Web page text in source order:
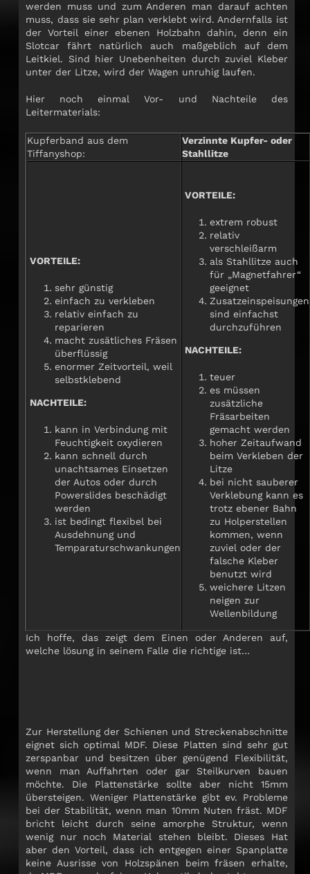
werden muss und zum Anderen man darauf achten
muss, dass sie sehr plan verklebt wird. Andernfalls ist
der Vorteil einer ebenen Holzbahn dahin, denn ein
Slotcar fährt natürlich auch maßgeblich auf dem
Leitkiel. Sind hier Unebenheiten durch zuviel Kleber
unter der Litze, wird der Wagen unruhig laufen.
Hier noch einmal Vor- und Nachteile des
Leitermaterials:
Kupferband aus dem
Tiffanyshop:
Verzinnte Kupfer- oder
Stahllitze
VORTEILE:
sehr günstig
einfach zu verkleben
relativ einfach zu
reparieren
macht zusätliches Fräsen
überflüssig
enormer Zeitvorteil, weil
selbstklebend
NACHTEILE:
kann in Verbindung mit
Feuchtigkeit oxydieren
kann schnell durch
unachtsames Einsetzen
der Autos oder durch
Powerslides beschädigt
werden
ist bedingt flexibel bei
Ausdehnung und
Temparaturschwankungen
VORTEILE:
extrem robust
relativ
verschleißarm
als Stahllitze auch
für „Magnetfahrer“
geeignet
Zusatzeinspeisungen
sind einfachst
durchzuführen
NACHTEILE:
teuer
es müssen
zusätzliche
Fräsarbeiten
gemacht werden
hoher Zeitaufwand
beim Verkleben der
Litze
bei nicht sauberer
Verklebung kann es
trotz ebener Bahn
zu Holperstellen
kommen, wenn
zuviel oder der
falsche Kleber
benutzt wird
weichere Litzen
neigen zur
Wellenbildung
Ich hoffe, das zeigt dem Einen oder Anderen auf,
welche lösung in seinem Falle die richtige ist…
Zur Herstellung der Schienen und Streckenabschnitte
eignet sich optimal MDF. Diese Platten sind sehr gut
zerspanbar und besitzen über genügend Flexibilität,
wenn man Auffahrten oder gar Steilkurven bauen
möchte. Die Plattenstärke sollte aber nicht 15mm
übersteigen. Weniger Plattenstärke gibt ev. Probleme
bei der Stabilität, wenn man 10mm Nuten fräst. MDF
bricht leicht durch seine amorphe Struktur, wenn
wenig nur noch Material stehen bleibt. Dieses Hat
aber den Vorteil, dass ich entgegen einer Spanplatte
keine Ausrisse von Holzspänen beim fräsen erhalte,